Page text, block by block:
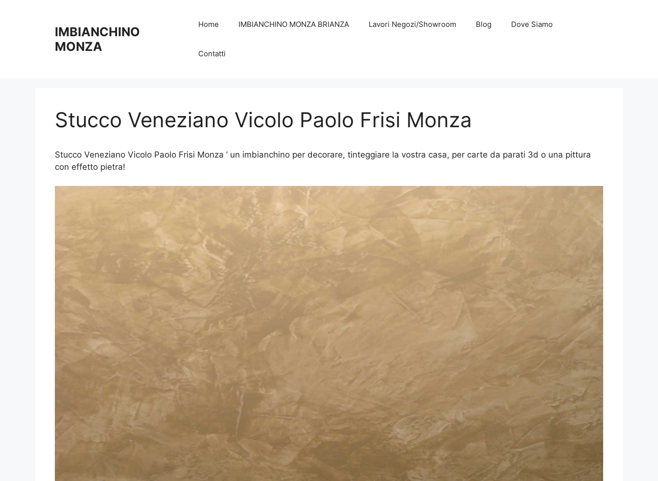
IMBIANCHINO
MONZA
Home IMBIANCHINO MONZA BRIANZA Lavori Negozi/Showroom Blog Dove Siamo
Contatti
Stucco Veneziano Vicolo Paolo Frisi Monza
Stucco Veneziano Vicolo Paolo Frisi Monza ’ un imbianchino per decorare, tinteggiare la vostra casa, per carte da parati 3d o una pittura
con effetto pietra!